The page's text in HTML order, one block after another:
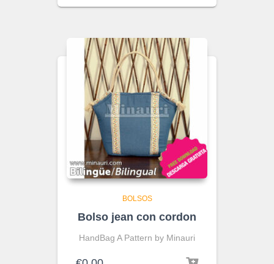
BOLSOS
Bolso jean con cordon
HandBag A Pattern by Minauri